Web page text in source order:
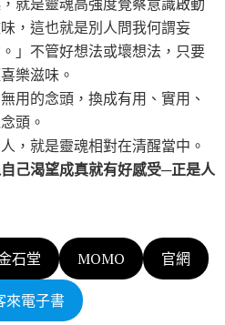
，這也就是別人問我何謂妄
」不管好想法或壞想法，只要
樂滋味。
用的念頭，換成有用、實用、
頭。
，就是靈魂相對在清醒當中。
己渴望成真就有好感受─正是人
石堂 MOMO 官網
來電子書